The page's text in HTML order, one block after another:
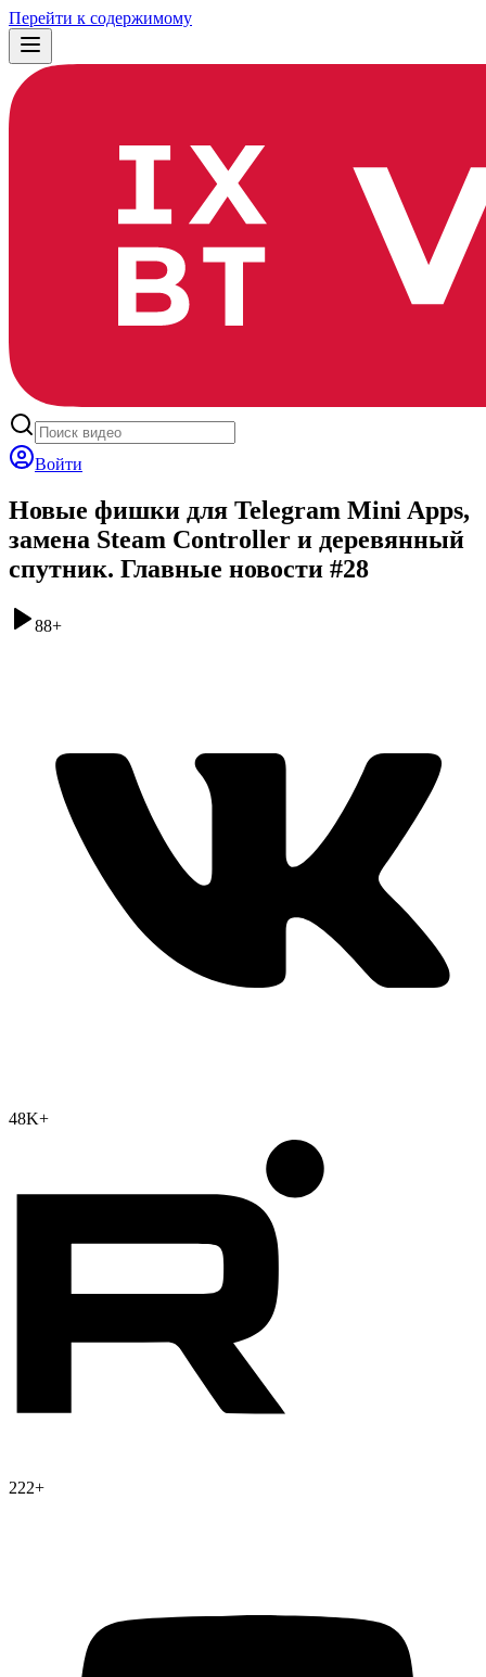
Перейти к содержимому
Войти
Новые фишки для Telegram Mini Apps,
замена Steam Controller и деревянный
спутник. Главные новости #28
88+
48K+
222+